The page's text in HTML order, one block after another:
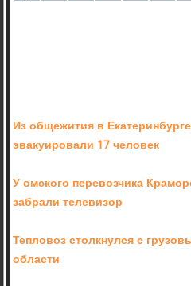
Из общежития в
эвакуировали 17 человек
У омского перевозчика
забрали телевизор
Тепловоз столкнулся с
области